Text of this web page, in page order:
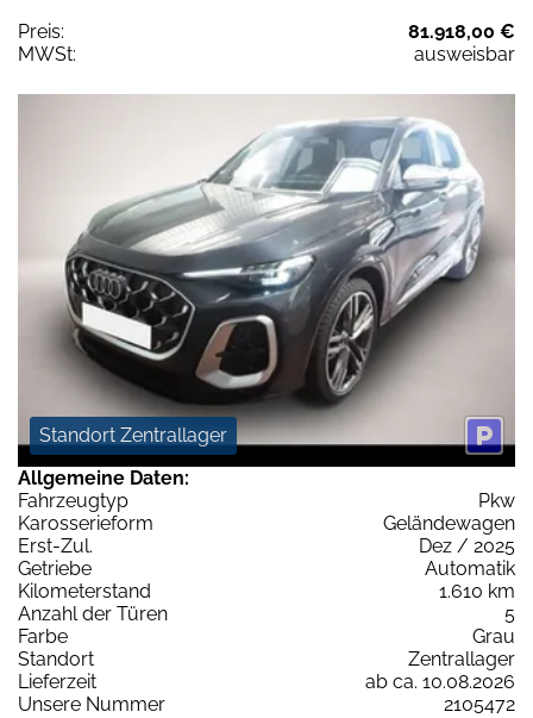
Preis:
81.918,00 €
MWSt:
ausweisbar
Standort Zentrallager
Allgemeine Daten:
Fahrzeugtyp
Pkw
Karosserieform
Geländewagen
Erst-Zul.
Dez / 2025
Getriebe
Automatik
Kilometerstand
1.610 km
Anzahl der Türen
5
Farbe
Grau
Standort
Zentrallager
Lieferzeit
ab ca. 10.08.2026
Unsere Nummer
2105472